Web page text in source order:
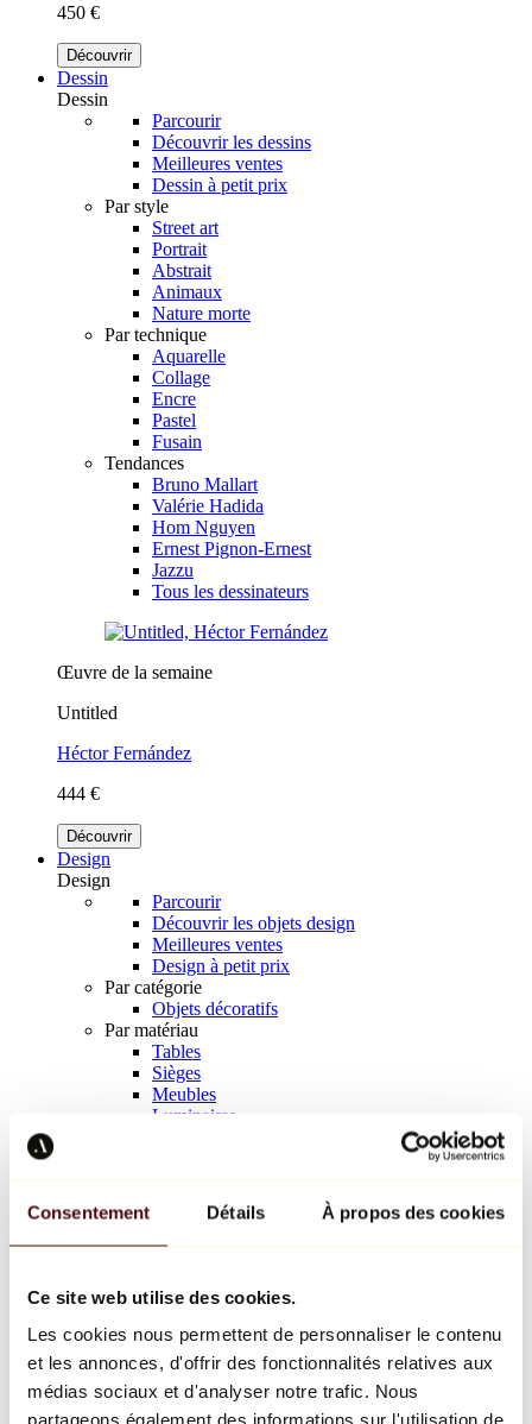
Consentement Détails À propos des cookies
Ce site web utilise des cookies.
Les cookies nous permettent de personnaliser le contenu
et les annonces, d'offrir des fonctionnalités relatives aux
médias sociaux et d'analyser notre trafic. Nous
partageons également des informations sur l'utilisation de
450 €
Découvrir
Dessin
Dessin
Parcourir
Découvrir les dessins
Meilleures ventes
Dessin à petit prix
Par style
Street art
Portrait
Abstrait
Animaux
Nature morte
Par technique
Aquarelle
Collage
Encre
Pastel
Fusain
Tendances
Bruno Mallart
Valérie Hadida
Hom Nguyen
Ernest Pignon-Ernest
Jazzu
Tous les dessinateurs
Œuvre de la semaine
Untitled
Héctor Fernández
444 €
Découvrir
Design
Design
Parcourir
Découvrir les objets design
Meilleures ventes
Design à petit prix
Par catégorie
Objets décoratifs
Par matériau
Tables
Sièges
Meubles
Luminaires
Richard Orlinski
Keith Haring
Jeff Koons
Jean-Michel Basquiat
Tous les designers
Œuvre de la semaine